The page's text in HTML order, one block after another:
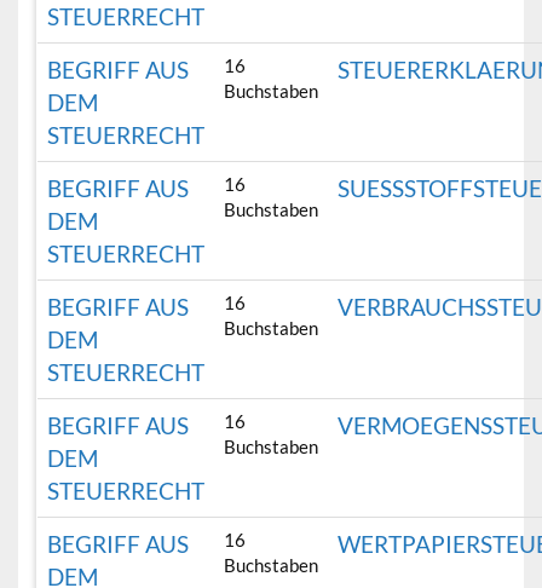
STEUERRECHT
BEGRIFF AUS
DEM
STEUERRECHT
16
Buchstaben
BEGRIFF AUS
DEM
STEUERRECHT
16
Buchstaben
BEGRIFF AUS
DEM
STEUERRECHT
16
Buchstaben
BEGRIFF AUS
DEM
STEUERRECHT
16
Buchstaben
BEGRIFF AUS
DEM
16
Buchstaben